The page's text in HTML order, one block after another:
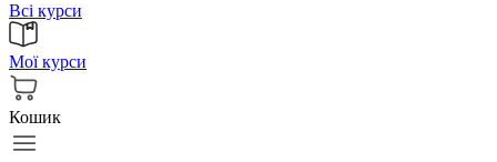
Всі курси
Мої курси
Кошик